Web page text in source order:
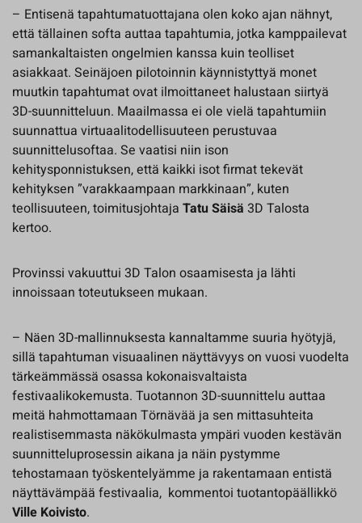
– Entisenä tapahtumatuottajana olen koko ajan nähnyt,
että tällainen softa auttaa tapahtumia, jotka kamppailevat
samankaltaisten ongelmien kanssa kuin teolliset
asiakkaat. Seinäjoen pilotoinnin käynnistyttyä monet
muutkin tapahtumat ovat ilmoittaneet halustaan siirtyä
3D-suunnitteluun. Maailmassa ei ole vielä tapahtumiin
suunnattua virtuaalitodellisuuteen perustuvaa
suunnittelusoftaa. Se vaatisi niin ison
kehitysponnistuksen, että kaikki isot firmat tekevät
kehityksen ”varakkaampaan markkinaan”, kuten
teollisuuteen, toimitusjohtaja Tatu Säisä 3D Talosta
kertoo.
Provinssi vakuuttui 3D Talon osaamisesta ja lähti
innoissaan toteutukseen mukaan.
– Näen 3D-mallinnuksesta kannaltamme suuria hyötyjä,
sillä tapahtuman visuaalinen näyttävyys on vuosi vuodelta
tärkeämmässä osassa kokonaisvaltaista
festivaalikokemusta. Tuotannon 3D-suunnittelu auttaa
meitä hahmottamaan Törnävää ja sen mittasuhteita
realistisemmasta näkökulmasta ympäri vuoden kestävän
suunnitteluprosessin aikana ja näin pystymme
tehostamaan työskentelyämme ja rakentamaan entistä
näyttävämpää festivaalia, kommentoi tuotantopäällikkö
Ville Koivisto.